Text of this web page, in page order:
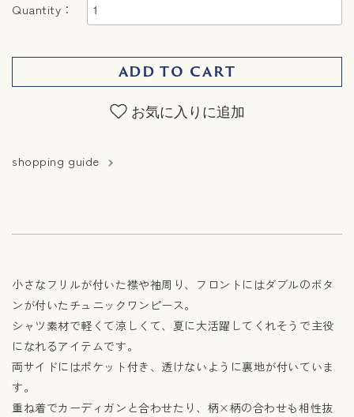
Quantity：
ADD TO CART
お気に入りに追加
shopping guide
小さなフリルが付いた襟や袖周り、フロントにはダブルのボタ
ンが付いたチュニックワンピース。
シャツ素材で軽くて涼しくて、夏に大活躍してくれそうで主役
になれるアイテムです。
両サイドにはポケット付き、透けないように裏地が付いていま
す。
重ね着でカーディガンと合わせたり、柄×柄の合わせも相性抜